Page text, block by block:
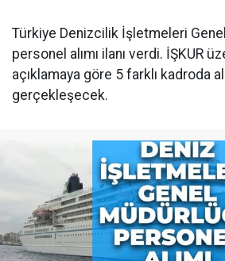
Türkiye Denizcilik İşletmeleri
personel alımı ilanı verdi. İŞKUR
açıklamaya göre 5 farklı kadroda
gerçekleşecek.